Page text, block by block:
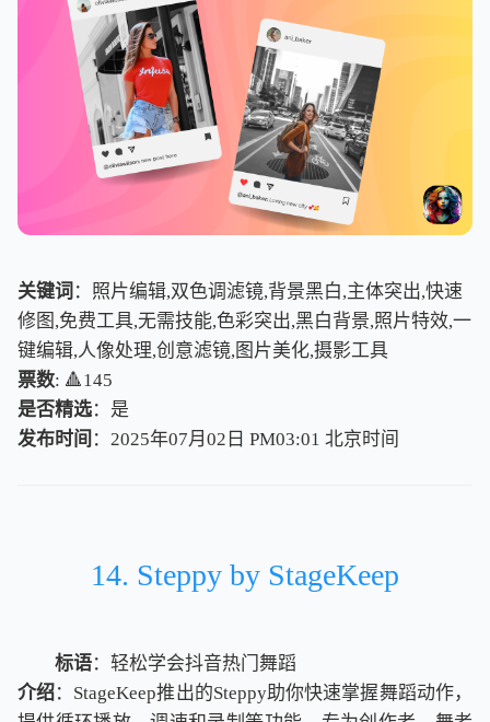
关键词 ：照片编辑,双色调滤镜,背景黑白,主体突出,快速
修图,免费工具,无需技能,色彩突出,黑白背景,照片特效,一
键编辑,人像处理,创意滤镜,图片美化,摄影工具
票数: 🔺145
是否精选：是
发布时间 ：2025年07月02日 PM03:01 北京时间
北京时间
14. Steppy by StageKeep
标语：轻松学会抖音热门舞蹈
介绍：StageKeep推出的Steppy助你快速掌握舞蹈动作，